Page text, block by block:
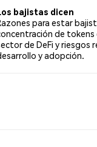
bajistas dicen
para estar
de tokens
de DeFi y riesgos
y adopción.